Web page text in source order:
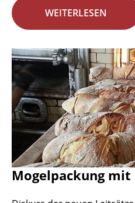
WEITERLESEN
Mogelpackung mit